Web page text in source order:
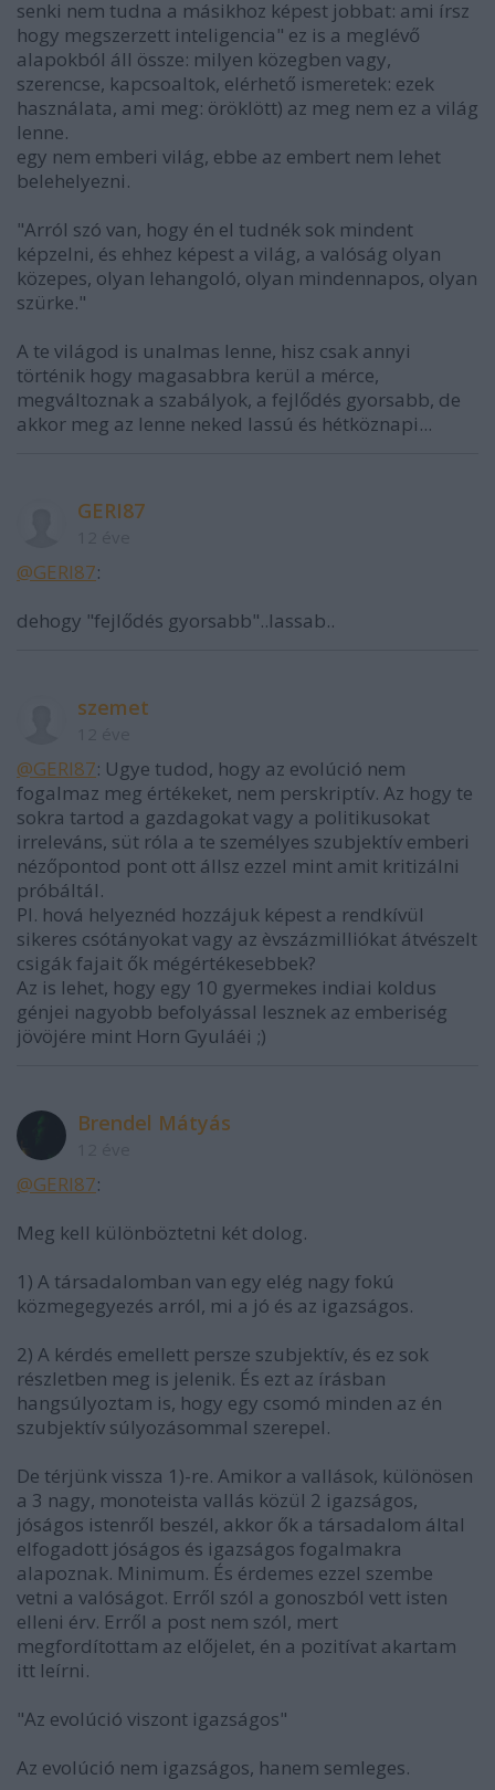
senki nem tudna a másikhoz képest jobbat: ami írsz
hogy megszerzett inteligencia" ez is a meglévő
alapokból áll össze: milyen közegben vagy,
szerencse, kapcsoaltok, elérhető ismeretek: ezek
használata, ami meg: öröklött) az meg nem ez a világ
lenne.
egy nem emberi világ, ebbe az embert nem lehet
belehelyezni.
"Arról szó van, hogy én el tudnék sok mindent
képzelni, és ehhez képest a világ, a valóság olyan
közepes, olyan lehangoló, olyan mindennapos, olyan
szürke."
A te világod is unalmas lenne, hisz csak annyi
történik hogy magasabbra kerül a mérce,
megváltoznak a szabályok, a fejlődés gyorsabb, de
akkor meg az lenne neked lassú és hétköznapi...
GERI87
@GERI87:
dehogy "fejlődés gyorsabb"..lassab..
szemet
@GERI87: Ugye tudod, hogy az evolúció nem
fogalmaz meg értékeket, nem perskriptív. Az hogy te
sokra tartod a gazdagokat vagy a politikusokat
irreleváns, süt róla a te személyes szubjektív emberi
nézőpontod pont ott állsz ezzel mint amit kritizálni
próbáltál.
Pl. hová helyeznéd hozzájuk képest a rendkívül
sikeres csótányokat vagy az èvszázmilliókat átvészelt
csigák fajait ők mégértékesebbek?
Az is lehet, hogy egy 10 gyermekes indiai koldus
génjei nagyobb befolyással lesznek az emberiség
jövöjére mint Horn Gyuláéi ;)
Brendel Mátyás
@GERI87:
Meg kell különböztetni két dolog.
1) A társadalomban van egy elég nagy fokú
közmegegyezés arról, mi a jó és az igazságos.
2) A kérdés emellett persze szubjektív, és ez sok
részletben meg is jelenik. És ezt az írásban
hangsúlyoztam is, hogy egy csomó minden az én
szubjektív súlyozásommal szerepel.
De térjünk vissza 1)-re. Amikor a vallások, különösen
a 3 nagy, monoteista vallás közül 2 igazságos,
jóságos istenről beszél, akkor ők a társadalom által
elfogadott jóságos és igazságos fogalmakra
alapoznak. Minimum. És érdemes ezzel szembe
vetni a valóságot. Erről szól a gonoszból vett isten
elleni érv. Erről a post nem szól, mert
megfordítottam az előjelet, én a pozitívat akartam
itt leírni.
"Az evolúció viszont igazságos"
Az evolúció nem igazságos, hanem semleges.